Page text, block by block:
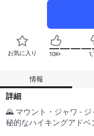
お気に入り 10K+
情報
詳細
🌄 マウント・ジャワ -
秘的なハイキングアドベ